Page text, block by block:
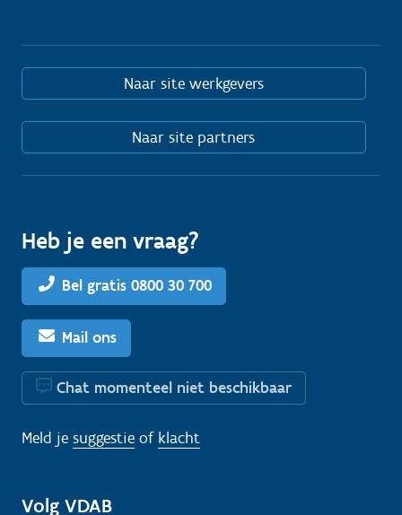
Naar site werkgevers
Naar site partners
Heb je een vraag?
Bel gratis 0800 30 700
Mail ons
Chat momenteel niet beschikbaar
Meld je suggestie of klacht
Volg VDAB